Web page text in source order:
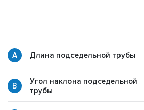
Длина подседельной трубы
Угол наклона подседельной
трубы